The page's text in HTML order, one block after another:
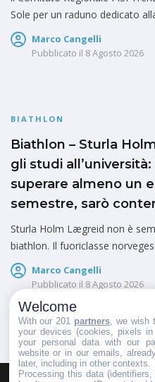
Sole per un raduno dedicato
Marco Cangelli
Pubblicato il 8 Agosto 2026
BIATHLON
Biathlon – Sturla
gli studi all’università:
superare almeno un
semestre, sarò
Sturla Holm Lægreid non è
biathlon. Il fuoriclasse
Marco Cangelli
Pubblicato il 8 Agosto 2026
Welcome
With our 201 partners , we
your devices (cookies, pixels
your personal data with our
website or in our emails,
later, including in other contexts.
Processing this data